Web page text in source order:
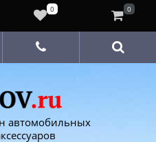
автомобильных
0 0